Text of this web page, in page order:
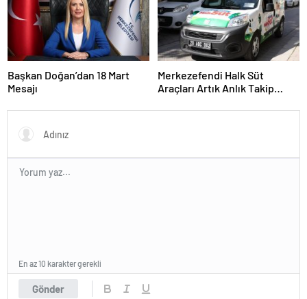
Başkan Doğan’dan 18 Mart
Mesajı
Merkezefendi Halk Süt
Araçları Artık Anlık Takip
Gönder
En az 10 karakter gerekli